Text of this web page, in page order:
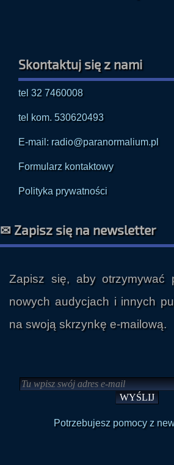
tel 32 7460008
tel kom. 530620493
E-mail: radio@paranormalium.pl
Formularz kontaktowy
Polityka prywatności
nowych audycjach i innych
na swoją skrzynkę e-mailową.
Potrzebujesz pomocy z